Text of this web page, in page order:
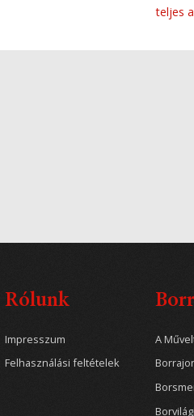
teljes
Rólunk
Impresszum
Felhasználási feltételek
A